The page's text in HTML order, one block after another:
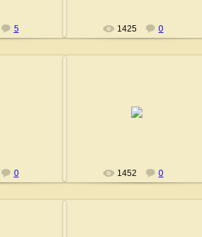
5 1425 0
0 1452 0